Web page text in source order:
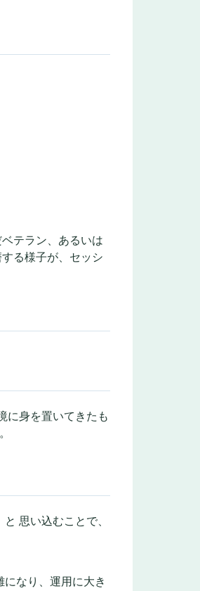
テラン、あるいは
る様子が、セッシ
に身を置いてきたも
と 思い込むことで、
になり、運用に大き